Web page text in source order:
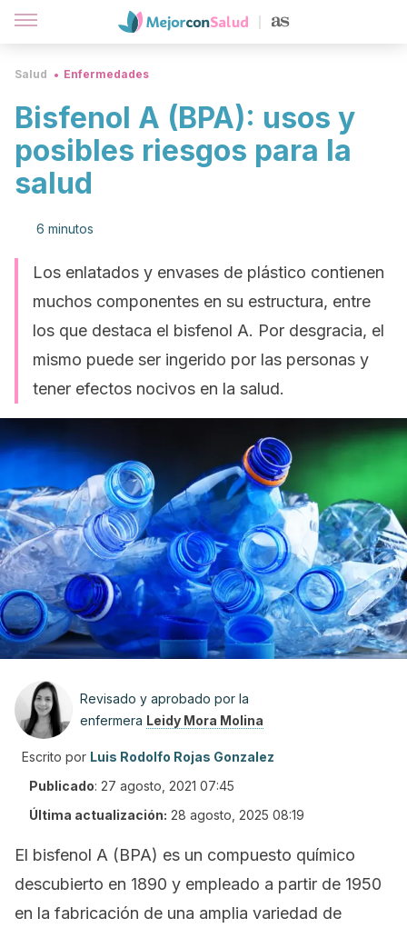
Salud Enfermedades
Bisfenol A (BPA): usos y
posibles riesgos para la
salud
6 minutos
Los enlatados y envases de plástico contienen
muchos componentes en su estructura, entre
los que destaca el bisfenol A. Por desgracia, el
mismo puede ser ingerido por las personas y
tener efectos nocivos en la salud.
Revisado y aprobado por la
enfermera Leidy Mora Molina
Escrito por Luis Rodolfo Rojas Gonzalez
Publicado: 27 agosto, 2021 07:45
Última actualización: 28 agosto, 2025 08:19
El bisfenol A (BPA) es un compuesto químico
descubierto en 1890 y empleado a partir de 1950
en la fabricación de una amplia variedad de